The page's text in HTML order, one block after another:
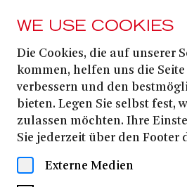
16. MAY
Dates &
WE USE COOKIES
Die Cookies, die auf unserer
kommen, helfen uns die
verbessern und den
bieten. Legen Sie selbst fest,
zulassen möchten. Ihre
Sie jederzeit über den Footer
Externe Medien